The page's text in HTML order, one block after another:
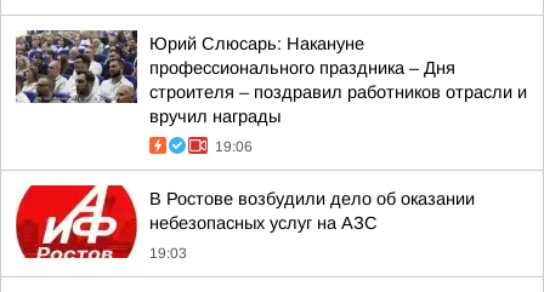
Юрий Слюсарь: Накануне
профессионального праздника – Дня
строителя – поздравил работников отрасли и
вручил награды
19:06
В Ростове возбудили дело об оказании
небезопасных услуг на АЗС
19:03